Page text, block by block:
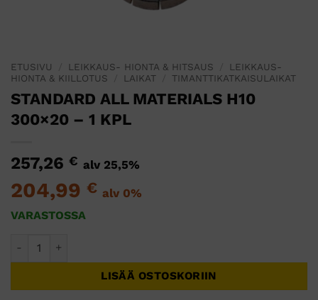
ETUSIVU LEIKKAUS- HIONTA & HITSAUS
LEIKKAUS-
HIONTA & KIILLOTUS
LAIKAT TIMANTTIKATKAISULAIKAT
STANDARD ALL MATERIALS H10
300×20 – 1 KPL
257,26 € alv 25,5%
204,99 € alv 0%
VARASTOSSA
LISÄÄ OSTOSKORIIN